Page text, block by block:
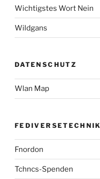
Wichtigstes Wort Nein
Wildgans
DATENSCHUTZ
Wlan Map
FEDIVERSETECHNIK
Fnordon
Tchncs-Spenden